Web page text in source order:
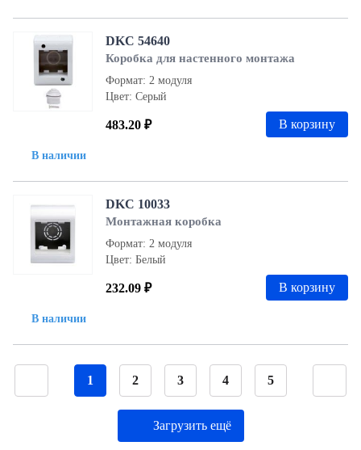
В наличии
DKC 54640
Коробка для настенного монтажа
Формат: 2 модуля
Цвет: Серый
483.20 ₽ В корзину
В наличии
DKC 10033
Монтажная коробка
Формат: 2 модуля
Цвет: Белый
232.09 ₽ В корзину
1 2 3 4 5
Загрузить ещё